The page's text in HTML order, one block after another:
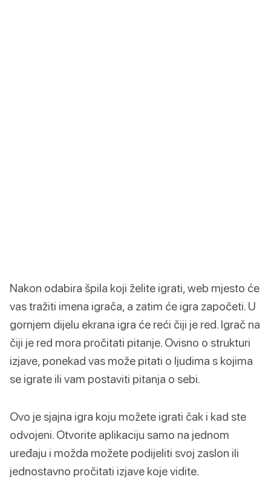
Nakon odabira špila koji želite igrati, web mjesto će
vas tražiti imena igrača, a zatim će igra započeti. U
gornjem dijelu ekrana igra će reći čiji je red. Igrač na
čiji je red mora pročitati pitanje. Ovisno o strukturi
izjave, ponekad vas može pitati o ljudima s kojima
se igrate ili vam postaviti pitanja o sebi.
Ovo je sjajna igra koju možete igrati čak i kad ste
odvojeni. Otvorite aplikaciju samo na jednom
uređaju i možda možete podijeliti svoj zaslon ili
jednostavno pročitati izjave koje vidite.